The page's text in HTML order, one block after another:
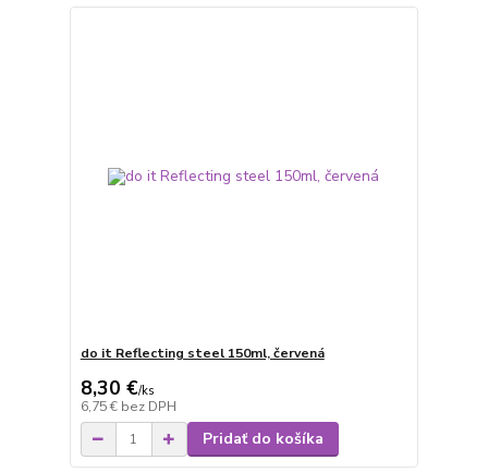
do it Reflecting steel 150ml, červená
8,30 €/ks
6,75 € bez DPH
Pridať do košíka